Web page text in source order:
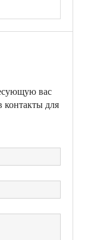
вас
контакты для